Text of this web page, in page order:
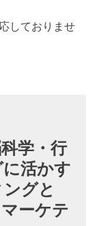
しておりませ
学・行
活かす
ングと
ーケテ